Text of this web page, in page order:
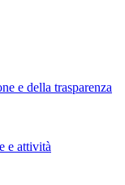
e della trasparenza
e attività